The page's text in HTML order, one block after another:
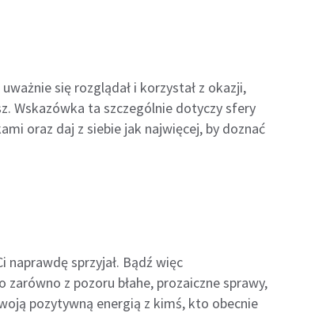
się rozglądał i korzystał z okazji,
Wskazówka ta szczególnie dotyczy sfery
oraz daj z siebie jak najwięcej, by doznać
naprawdę sprzyjał. Bądź więc
z pozoru błahe, prozaiczne sprawy,
pozytywną energią z kimś, kto obecnie